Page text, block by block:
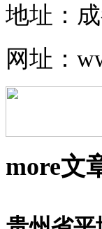
地址：
网址：
more文